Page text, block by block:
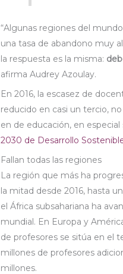
“Algunas regiones del
una tasa de abandono muy
la respuesta es la misma:
afirma Audrey Azoulay.
En 2016, la escasez de
reducido en casi un tercio,
en de educación, en
2030 de Desarrollo
Fallan todas las regiones
La región que más ha
la mitad desde 2016, hasta
el África subsahariana ha
mundial. En Europa y
de profesores se sitúa en el
millones de profesores
millones.